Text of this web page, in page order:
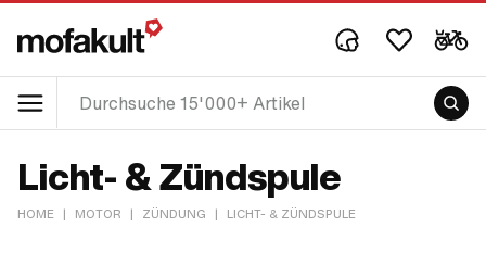
Licht- & Zündspule
HOME | MOTOR | ZÜNDUNG | LICHT- & ZÜNDSPULE